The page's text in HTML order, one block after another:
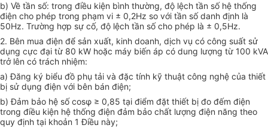
b) Về tần số: trong điều kiện bình thường, độ lệch tần số hệ thống
điện cho phép trong phạm vi ± 0,2Hz so với tần số danh định là
50Hz. Trường hợp sự cố, độ lệch tần số cho phép là ± 0,5Hz.
2. Bên mua điện để sản xuất, kinh doanh, dịch vụ có công suất sử
dụng cực đại từ 80 kW hoặc máy biến áp có dung lượng từ 100 kVA
trở lên có trách nhiệm:
a) Đăng ký biểu đồ phụ tải và đặc tính kỹ thuật công nghệ của thiết
bị sử dụng điện với bên bán điện;
b) Đảm bảo hệ số cosφ ≥ 0,85 tại điểm đặt thiết bị đo đếm điện
trong điều kiện hệ thống điện đảm bảo chất lượng điện năng theo
quy định tại khoản 1 Điều này;